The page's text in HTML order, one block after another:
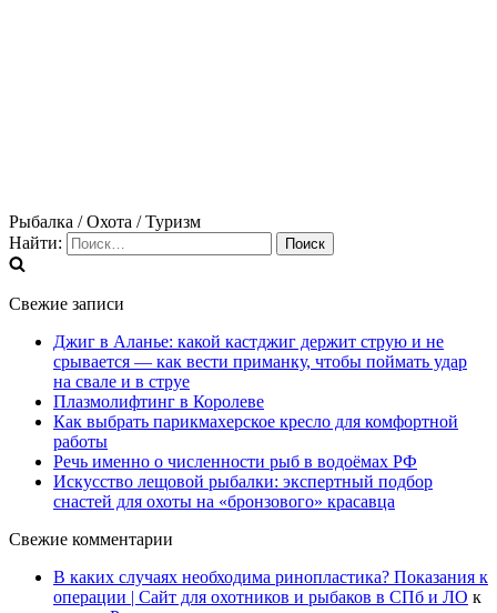
Рыбалка / Охота / Туризм
Найти:
Свежие записи
Джиг в Аланье: какой кастджиг держит струю и не
срывается — как вести приманку, чтобы поймать удар
на свале и в струе
Плазмолифтинг в Королеве
Как выбрать парикмахерское кресло для комфортной
работы
Речь именно о численности рыб в водоёмах РФ
Искусство лещовой рыбалки: экспертный подбор
снастей для охоты на «бронзового» красавца
Свежие комментарии
В каких случаях необходима ринопластика? Показания к
операции | Сайт для охотников и рыбаков в СПб и ЛО к